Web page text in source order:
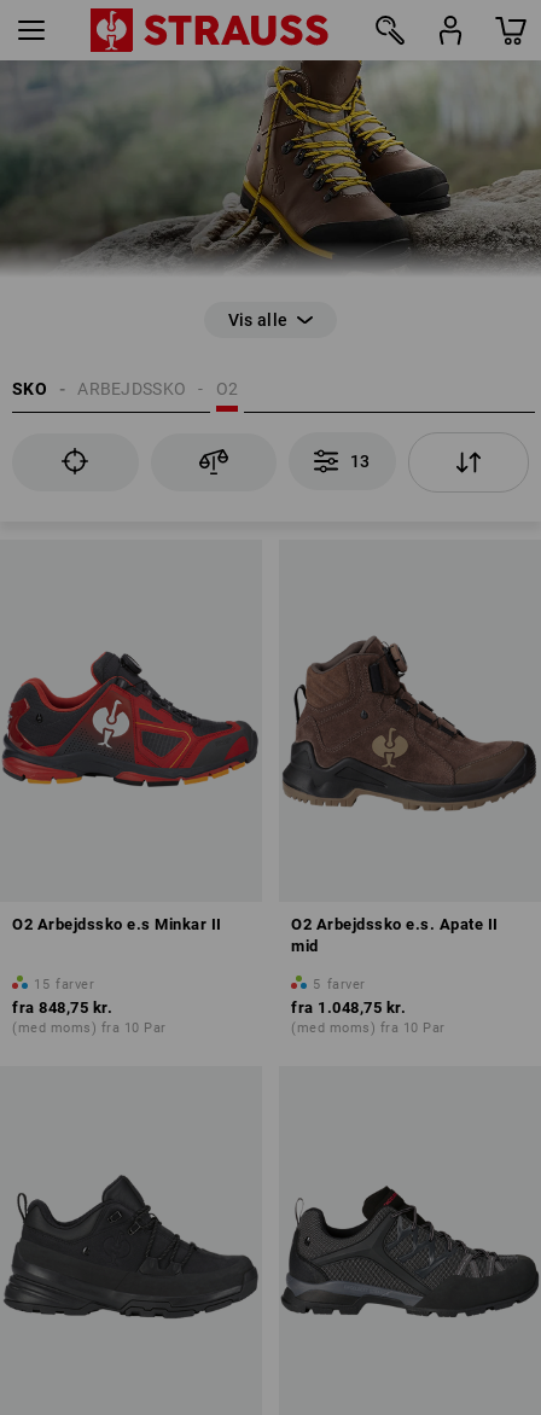
Bedste skridsikkerhed og perfekt støddæmpning
EN ISO 20347
SKO O2
ARBEJDSSKO
13
13
O2 Arbejdssko e.s Minkar II
15 farver
fra 848,75 kr.
(med moms) fra 10 Par
O2 Arbejdssko e.s. Apate II
mid
5 farver
fra 1.048,75 kr.
(med moms) fra 10 Par